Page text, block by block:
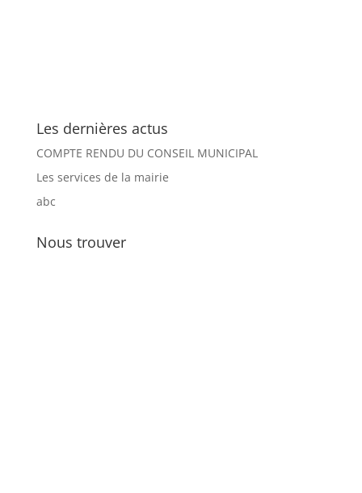
Les dernières actus
COMPTE RENDU DU CONSEIL MUNICIPAL
Les services de la mairie
abc
Nous trouver